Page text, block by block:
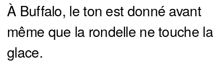
À Buffalo, le ton est donné avant
même que la rondelle ne touche la
glace.